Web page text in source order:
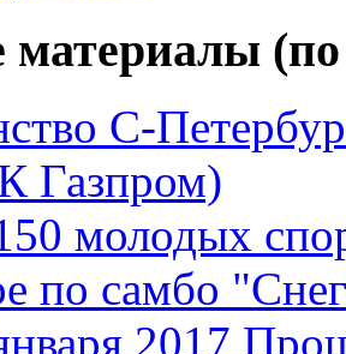
(по
С-
Газпром)
молодых
по самбо
2017